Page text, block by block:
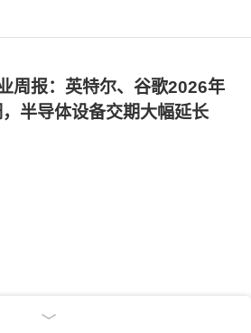
周报：英特尔、谷歌2026年
半导体设备交期大幅延长